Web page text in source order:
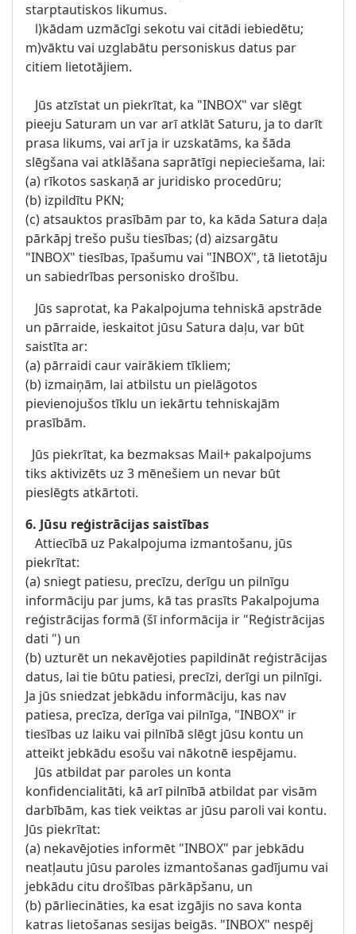
starptautiskos likumus.
l)kādam uzmācīgi sekotu vai citādi iebiedētu;
m)vāktu vai uzglabātu personiskus datus par
citiem lietotājiem.
Jūs atzīstat un piekrītat, ka "INBOX" var slēgt
pieeju Saturam un var arī atklāt Saturu, ja to darīt
prasa likums, vai arī ja ir uzskatāms, ka šāda
slēgšana vai atklāšana saprātīgi nepieciešama, lai:
(a) rīkotos saskaņā ar juridisko procedūru;
(b) izpildītu PKN;
(c) atsauktos prasībām par to, ka kāda Satura daļa
pārkāpj trešo pušu tiesības; (d) aizsargātu
"INBOX" tiesības, īpašumu vai "INBOX", tā lietotāju
un sabiedrības personisko drošību.
Jūs saprotat, ka Pakalpojuma tehniskā apstrāde
un pārraide, ieskaitot jūsu Satura daļu, var būt
saistīta ar:
(a) pārraidi caur vairākiem tīkliem;
(b) izmaiņām, lai atbilstu un pielāgotos
pievienojušos tīklu un iekārtu tehniskajām
prasībām.
Jūs piekrītat, ka bezmaksas Mail+ pakalpojums
tiks aktivizēts uz 3 mēnešiem un nevar būt
pieslēgts atkārtoti.
6. Jūsu reģistrācijas saistības
Attiecībā uz Pakalpojuma izmantošanu, jūs
piekrītat:
(a) sniegt patiesu, precīzu, derīgu un pilnīgu
informāciju par jums, kā tas prasīts Pakalpojuma
reģistrācijas formā (šī informācija ir "Reģistrācijas
dati ") un
(b) uzturēt un nekavējoties papildināt reģistrācijas
datus, lai tie būtu patiesi, precīzi, derīgi un pilnīgi.
Ja jūs sniedzat jebkādu informāciju, kas nav
patiesa, precīza, derīga vai pilnīga, "INBOX" ir
tiesības uz laiku vai pilnībā slēgt jūsu kontu un
atteikt jebkādu esošu vai nākotnē iespējamu.
Jūs atbildat par paroles un konta
konfidencialitāti, kā arī pilnībā atbildat par visām
darbībām, kas tiek veiktas ar jūsu paroli vai kontu.
Jūs piekrītat:
(a) nekavējoties informēt "INBOX" par jebkādu
neatļautu jūsu paroles izmantošanas gadījumu vai
jebkādu citu drošības pārkāpšanu, un
(b) pārliecināties, ka esat izgājis no sava konta
katras lietošanas sesijas beigās. "INBOX" nespēj